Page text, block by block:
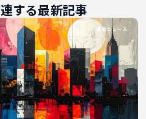
する最新記事
最新ニュース